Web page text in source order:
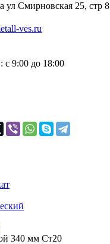
ул Смирновская 25, стр 8
ves.ru
с 9:00 до 18:00
340 мм Ст20